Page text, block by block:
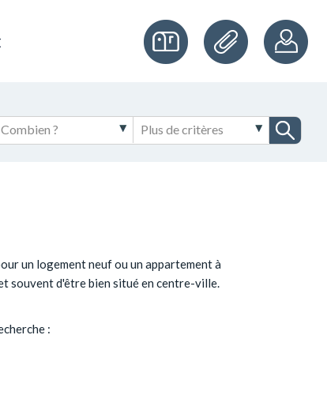
un logement neuf ou un appartement à
souvent d'être bien situé en centre-ville.
: